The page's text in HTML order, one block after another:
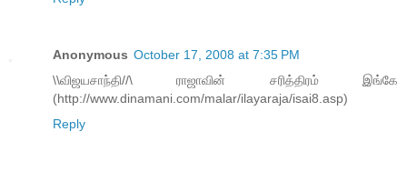
Anonymous October 17, 2008 at 7:35 PM
\\விஜயசாந்தி//\ ராஜாவின் சரித்திரம் இங்கே
(http://www.dinamani.com/malar/ilayaraja/isai8.asp)
Reply